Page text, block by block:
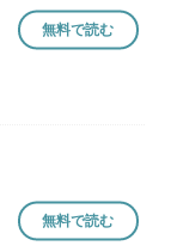
無料で読む
無料で読む